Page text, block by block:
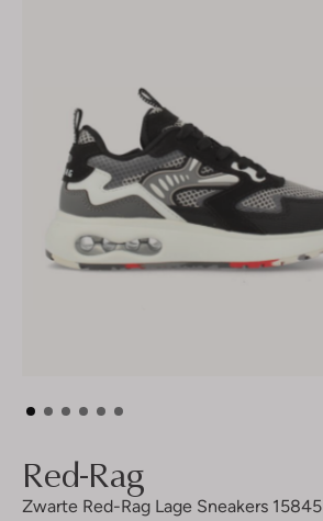
Red-Rag
Zwarte Red-Rag Lage Sneakers 15845